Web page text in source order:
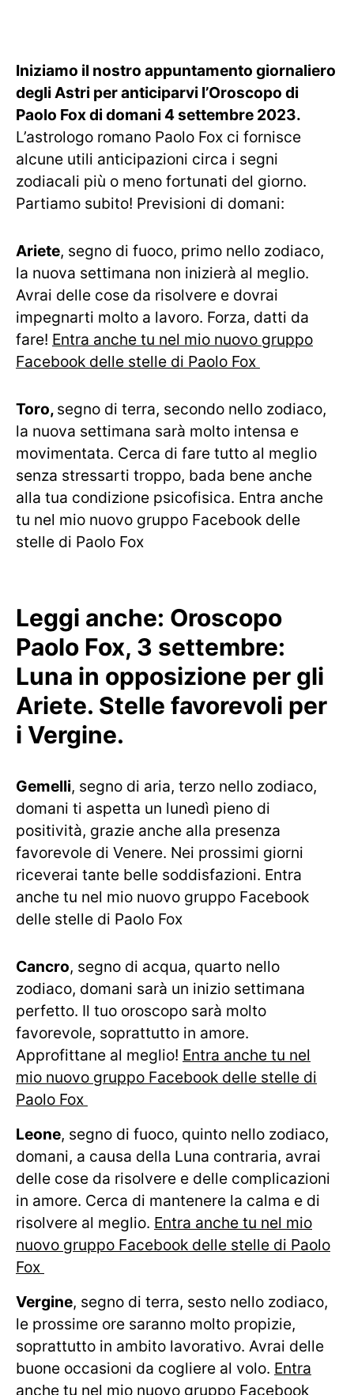
Iniziamo il nostro appuntamento giornaliero
degli Astri per anticiparvi l’Oroscopo di
Paolo Fox di domani 4 settembre 2023.
L’astrologo romano Paolo Fox ci fornisce
alcune utili anticipazioni circa i segni
zodiacali più o meno fortunati del giorno.
Partiamo subito! Previsioni di domani:
Ariete, segno di fuoco, primo nello zodiaco,
la nuova settimana non inizierà al meglio.
Avrai delle cose da risolvere e dovrai
impegnarti molto a lavoro. Forza, datti da
fare! Entra anche tu nel mio nuovo gruppo
Facebook delle stelle di Paolo Fox
Toro, segno di terra, secondo nello zodiaco,
la nuova settimana sarà molto intensa e
movimentata. Cerca di fare tutto al meglio
senza stressarti troppo, bada bene anche
alla tua condizione psicofisica. Entra anche
tu nel mio nuovo gruppo Facebook delle
stelle di Paolo Fox
Leggi anche: Oroscopo
Paolo Fox, 3 settembre:
Luna in opposizione per gli
Ariete. Stelle favorevoli per
i Vergine.
Gemelli, segno di aria, terzo nello zodiaco,
domani ti aspetta un lunedì pieno di
positività, grazie anche alla presenza
favorevole di Venere. Nei prossimi giorni
riceverai tante belle soddisfazioni. Entra
anche tu nel mio nuovo gruppo Facebook
delle stelle di Paolo Fox
Cancro, segno di acqua, quarto nello
zodiaco, domani sarà un inizio settimana
perfetto. Il tuo oroscopo sarà molto
favorevole, soprattutto in amore.
Approfittane al meglio! Entra anche tu nel
mio nuovo gruppo Facebook delle stelle di
Paolo Fox
Leone, segno di fuoco, quinto nello zodiaco,
domani, a causa della Luna contraria, avrai
delle cose da risolvere e delle complicazioni
in amore. Cerca di mantenere la calma e di
risolvere al meglio. Entra anche tu nel mio
nuovo gruppo Facebook delle stelle di Paolo
Fox
Vergine, segno di terra, sesto nello zodiaco,
le prossime ore saranno molto propizie,
soprattutto in ambito lavorativo. Avrai delle
buone occasioni da cogliere al volo. Entra
anche tu nel mio nuovo gruppo Facebook